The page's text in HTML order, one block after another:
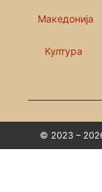
Македонија
Култура
© 2023 –